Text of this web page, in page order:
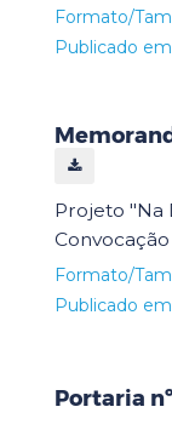
Formato/
Publicado
Projeto "Na
Convocação
Formato/
Publicado
Portaria